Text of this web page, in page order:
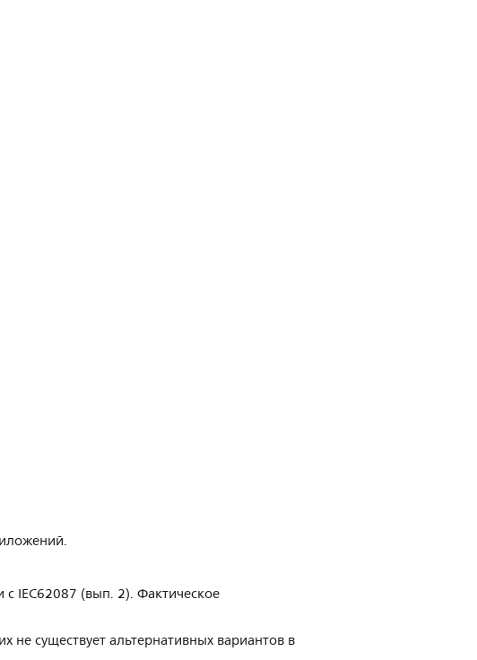
IEC62087 (вып. 2). Фактическое
существует альтернативных вариантов в